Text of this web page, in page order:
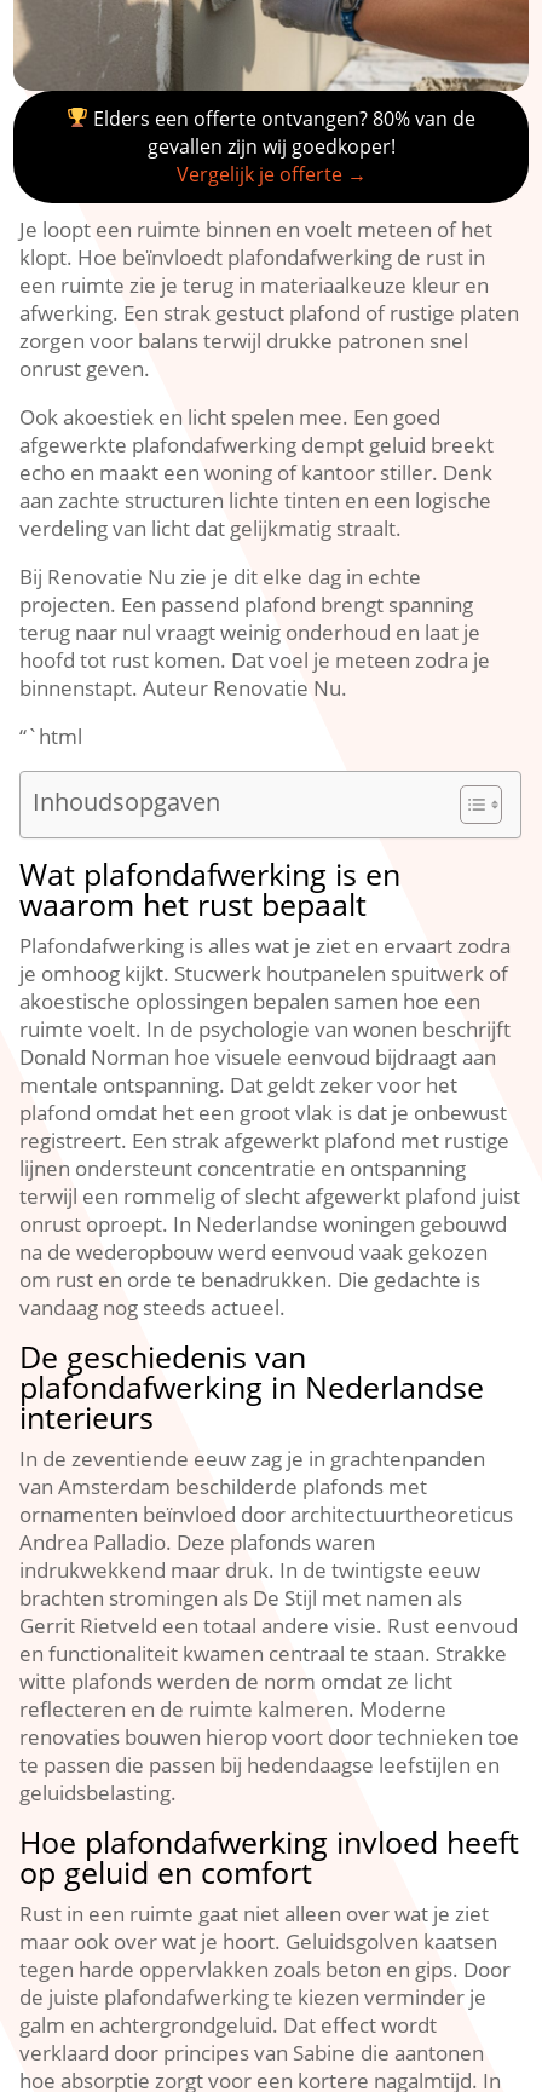
Elders een offerte ontvangen? 80% van de
gevallen zijn wij goedkoper!
Vergelijk je offerte →
Je loopt een ruimte binnen en voelt meteen of het
klopt.​ Hoe beïnvloedt plafondafwerking de rust in
een ruimte zie je terug in materiaalkeuze kleur en
afwerking.​ Een strak gestuct plafond of rustige platen
zorgen voor balans terwijl drukke patronen snel
onrust geven.​
Ook akoestiek en licht spelen mee.​ Een goed
afgewerkte plafondafwerking dempt geluid breekt
echo en maakt een woning of kantoor stiller.​ Denk
aan zachte structuren lichte tinten en een logische
verdeling van licht dat gelijkmatig straalt.​
Bij Renovatie Nu zie je dit elke dag in echte
projecten.​ Een passend plafond brengt spanning
terug naar nul vraagt weinig onderhoud en laat je
hoofd tot rust komen.​ Dat voel je meteen zodra je
binnenstapt.​ Auteur Renovatie Nu.​
“`html
Inhoudsopgaven
Wat plafondafwerking is en
waarom het rust bepaalt
Plafondafwerking is alles wat je ziet en ervaart zodra
je omhoog kijkt.​ Stucwerk houtpanelen spuitwerk of
akoestische oplossingen bepalen samen hoe een
ruimte voelt.​ In de psychologie van wonen beschrijft
Donald Norman hoe visuele eenvoud bijdraagt aan
mentale ontspanning.​ Dat geldt zeker voor het
plafond omdat het een groot vlak is dat je onbewust
registreert.​ Een strak afgewerkt plafond met rustige
lijnen ondersteunt concentratie en ontspanning
terwijl een rommelig of slecht afgewerkt plafond juist
onrust oproept.​ In Nederlandse woningen gebouwd
na de wederopbouw werd eenvoud vaak gekozen
om rust en orde te benadrukken.​ Die gedachte is
vandaag nog steeds actueel.​
De geschiedenis van
plafondafwerking in Nederlandse
interieurs
In de zeventiende eeuw zag je in grachtenpanden
van Amsterdam beschilderde plafonds met
ornamenten beïnvloed door architectuurtheoreticus
Andrea Palladio.​ Deze plafonds waren
indrukwekkend maar druk.​ In de twintigste eeuw
brachten stromingen als De Stijl met namen als
Gerrit Rietveld een totaal andere visie.​ Rust eenvoud
en functionaliteit kwamen centraal te staan.​ Strakke
witte plafonds werden de norm omdat ze licht
reflecteren en de ruimte kalmeren.​ Moderne
renovaties bouwen hierop voort door technieken toe
te passen die passen bij hedendaagse leefstijlen en
geluidsbelasting.​
Hoe plafondafwerking invloed heeft
op geluid en comfort
Rust in een ruimte gaat niet alleen over wat je ziet
maar ook over wat je hoort.​ Geluidsgolven kaatsen
tegen harde oppervlakken zoals beton en gips.​ Door
de juiste plafondafwerking te kiezen verminder je
galm en achtergrondgeluid.​ Dat effect wordt
verklaard door principes van Sabine die aantonen
hoe absorptie zorgt voor een kortere nagalmtijd.​ In